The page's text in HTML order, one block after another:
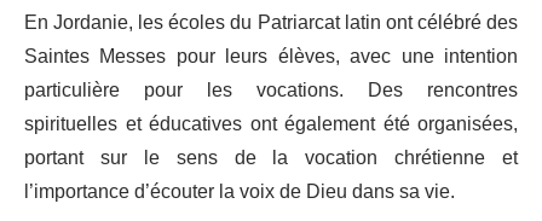
En Jordanie, les écoles du Patriarcat latin ont célébré des
Saintes Messes pour leurs élèves, avec une intention
particulière pour les vocations. Des rencontres
spirituelles et éducatives ont également été organisées,
portant sur le sens de la vocation chrétienne et
l’importance d’écouter la voix de Dieu dans sa vie.